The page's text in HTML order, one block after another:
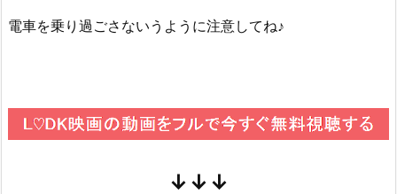
電車を乗り過ごさないうように注意してね♪
↓↓↓